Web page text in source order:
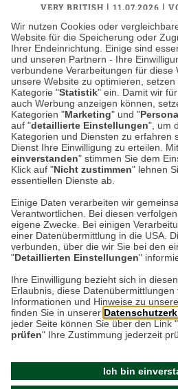
Wir nutzen Cookies oder
Website für die Speicherung oder
Ihrer Endeinrichtung. Einige sind
und unseren Partnern - Ihre
verbundene Verarbeitungen für diese
unsere Website zu optimieren,
Kategorie "Statistik" ein. Damit wir
auch Werbung anzeigen können,
Kategorien "Marketing" und "
auf "detaillierte Einstellungen", um
Kategorien und Diensten zu erfahren
Dienst Ihre Einwilligung zu erteilen.
einverstanden" stimmen Sie dem
Klick auf "Nicht zustimmen" lehnen
essentiellen Dienste ab.
Einige Daten verarbeiten wir
Verantwortlichen. Bei diesen
eigene Zwecke. Bei einigen
einer Datenübermittlung in die USA.
verbunden, über die wir Sie bei den
"Detaillierten Einstellungen"
Ihre Einwilligung bezieht sich in
Erlaubnis, diese
Informationen und Hinweise zu
finden Sie in unserer
jeder Seite können Sie über den Link "
prüfen" Ihre Zustimmung jederzeit
Ich bin
VERY BRITISH | 11.07.2026 |
Die skurrilsten
den Britischen
Die Britischen Inseln haben
Herrenhäuser, spektakuläre
vermutlich mehr
Mensch in seinem Leben
Weiterlesen
Datenschutz